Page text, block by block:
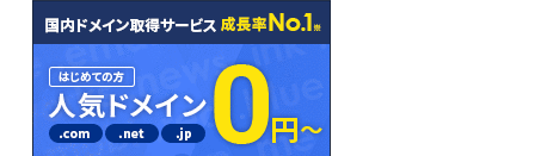
イ
ブ